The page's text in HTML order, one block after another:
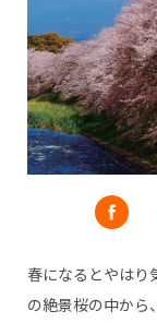
春になるとやはり
の絶景桜の中から